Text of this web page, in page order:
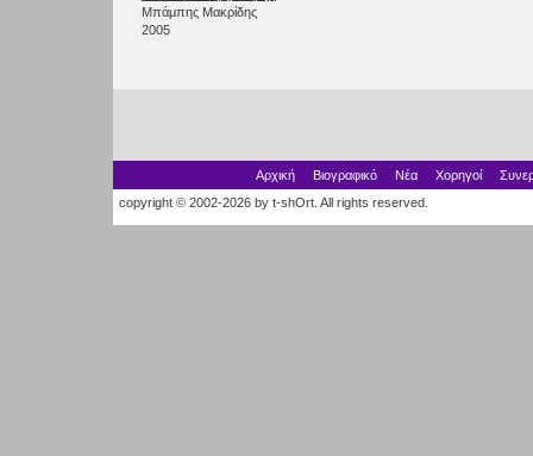
Μπάμπης Μακρίδης
2005
Αρχική Βιογραφικό Νέα Χορηγοί
copyright © 2002-2026 by t-shOrt. All rights reserved.